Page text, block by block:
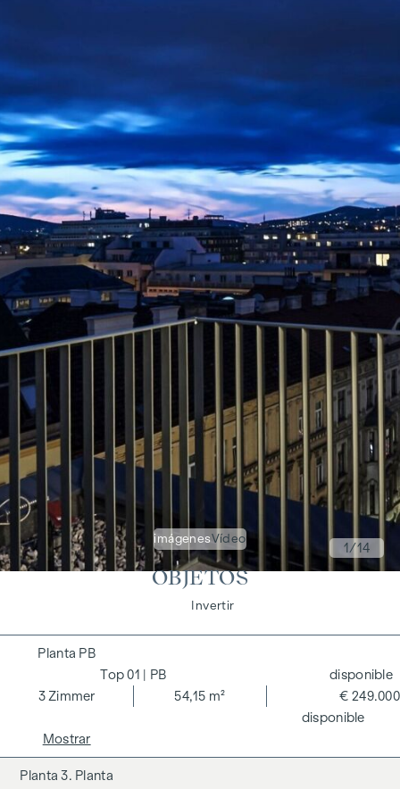
imágenesVídeo
1 /14
OBJETOS
Invertir
01 | PB
PB
3Zimmer 54,15 m²
€ 249.000
disponible
disponible
Mostrar
3. Planta